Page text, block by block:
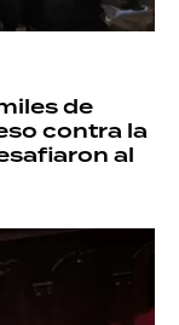
de
contra la
al